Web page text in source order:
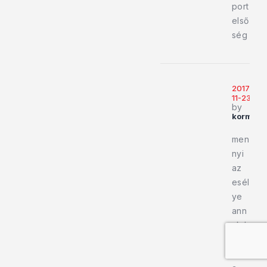
port
első
ség
2017-
11-23
by
kormolar
men
nyi
az
esél
ye
ann
ak h